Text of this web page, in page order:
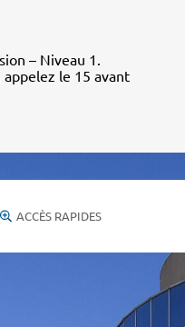
– Niveau 1.
appelez le 15 avant
ACCÈS RAPIDES